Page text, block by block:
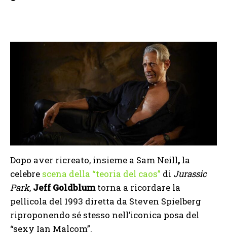
Dopo aver ricreato, insieme a Sam Neill, la
celebre scena della “teoria del caos” di Jurassic
Park, Jeff Goldblumtorna a ricordare la
pellicola del 1993 diretta da Steven Spielberg
riproponendo sé stesso nell’iconica posa del
“sexy Ian Malcom”.